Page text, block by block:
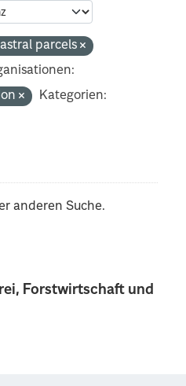
Forstwirtschaft und
parcels
Kategorien:
anderen Suche.